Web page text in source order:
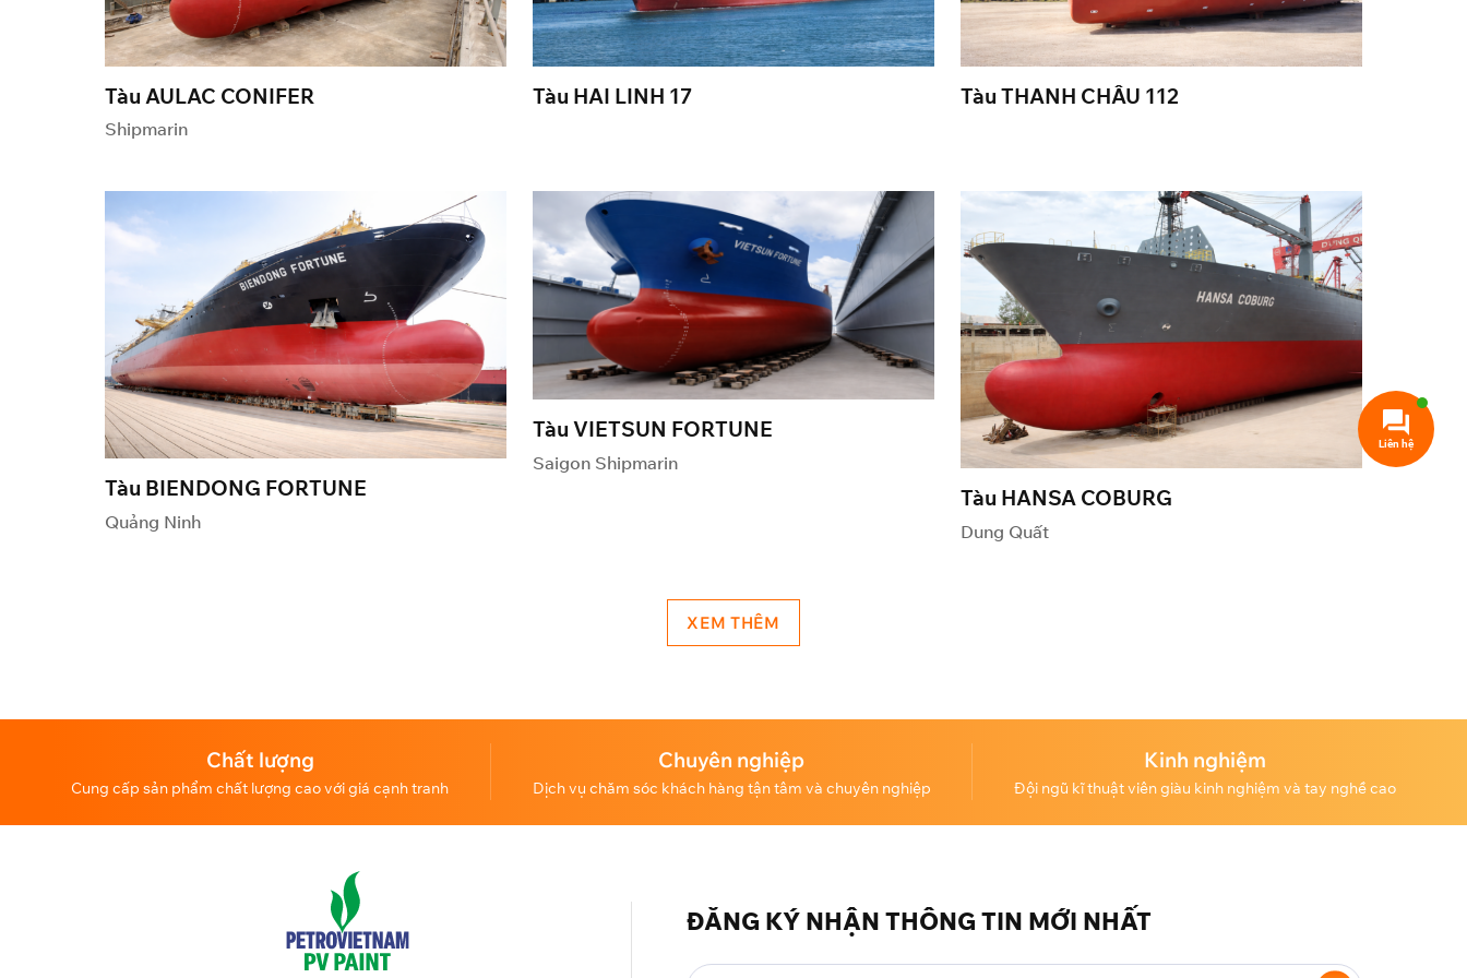
Tàu AULAC CONIFER
Shipmarin
Tàu HAI LINH 17 Tàu THANH CHÂU 112
Tàu BIENDONG FORTUNE
Quảng Ninh
Tàu VIETSUN FORTUNE
Saigon Shipmarin
Tàu HANSA COBURG
Dung Quất
XEM THÊM
Chất lượng
Cung cấp sản phẩm chất lượng cao với giá cạnh tranh
Chuyên nghiệp
Dịch vụ chăm sóc khách hàng tận tâm và chuyên nghiệp
Kinh nghiệm
Đội ngũ kĩ thuật viên giàu kinh nghiệm và tay nghề cao
ĐĂNG KÝ NHẬN THÔNG TIN MỚI NHẤT
Liên hệ